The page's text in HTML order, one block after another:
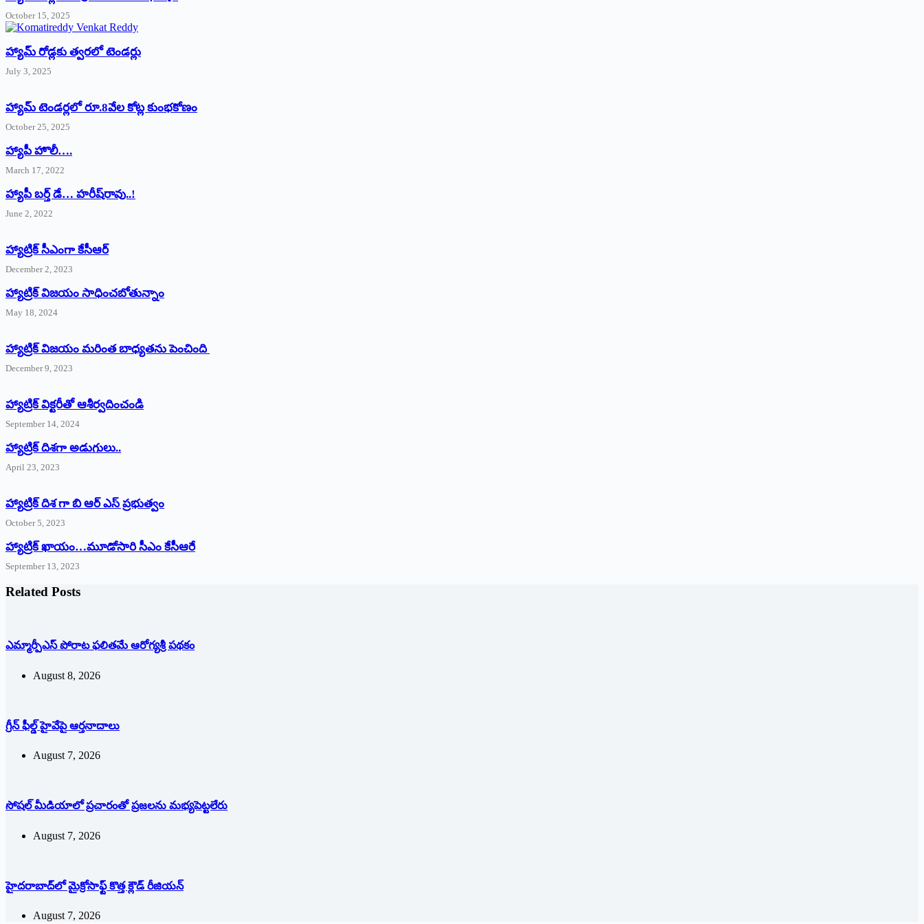
October 15, 2025
హ్యామ్‌ రోడ్లకు త్వరలో టెండర్లు
July 3, 2025
హ్యామ్‌ ‌టెండర్లలో రూ.8వేల కోట్ల కుంభకోణం
October 25, 2025
హ్యాపీ హొలీ….
March 17, 2022
హ్యాపీ బర్త్ ‌డే… హరీష్‌రావు..!
June 2, 2022
హ్యాట్రిక్‌ ‌సీఎంగా కేసీఆర్‌
December 2, 2023
హ్యాట్రిక్‌ విజయం సాధించబోతున్నాం
May 18, 2024
హ్యాట్రిక్ విజయం మరింత బాధ్యతను పెంచింది
December 9, 2023
హ్యాట్రిక్‌ ‌విక్టరీతో ఆశీర్వదించండి
September 14, 2024
‌హ్యాట్రిక్‌ ‌దిశగా అడుగులు..
April 23, 2023
హ్యాట్రిక్ దిశ గా బి ఆర్ ఎస్ ప్రభుత్వం
October 5, 2023
హ్యాట్రిక్‌ ‌ఖాయం…మూడోసారి సీఎం కేసీఆరే
September 13, 2023
Related Posts
ఎమ్మార్పీఎస్ పోరాట ఫలితమే ఆరోగ్యశ్రీ పథకం
August 8, 2026
గ్రీన్ ఫీల్డ్ హైవేపై ఆర్తనాదాలు
August 7, 2026
సోషల్‌ ‌మీడియాలో ప్రచారంతో ప్రజలను మభ్యపెట్టలేరు
August 7, 2026
హైదరాబాద్‌లో మైక్రోసాఫ్ట్ ‌కొత్త క్లౌడ్‌ ‌రీజియన్‌
August 7, 2026